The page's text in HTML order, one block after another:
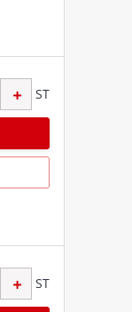
ST
ST